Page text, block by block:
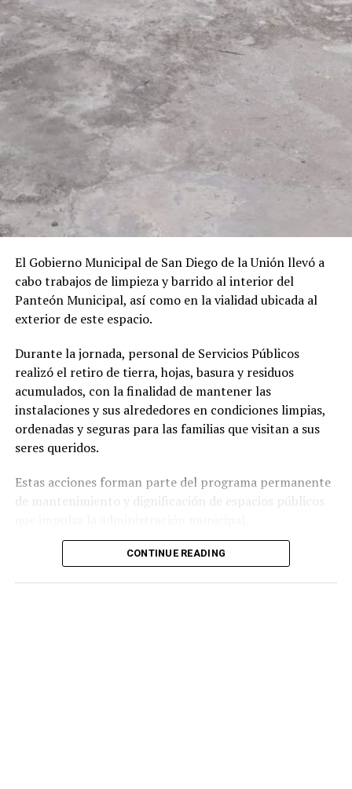
autor y creativo Alex Hermógenes, quien compartirá el
proceso de creación e investigación detrás de esta
novela gráfica inspirada en la tradición oral y el folclor
nacional.
ADVERTISEMENT
El Gobierno Municipal de San Diego de la Unión llevó a
cabo trabajos de limpieza y barrido al interior del
Panteón Municipal, así como en la vialidad ubicada al
exterior de este espacio.
Durante la jornada, personal de Servicios Públicos
realizó el retiro de tierra, hojas, basura y residuos
acumulados, con la finalidad de mantener las
instalaciones y sus alrededores en condiciones limpias,
ordenadas y seguras para las familias que visitan a sus
seres queridos.
Estas acciones forman parte del programa permanente
de mantenimiento y dignificación de espacios públicos
Autoridades locales destacaron que se continuará
trabajando para conservar en óptimas condiciones
CONTINUE READING